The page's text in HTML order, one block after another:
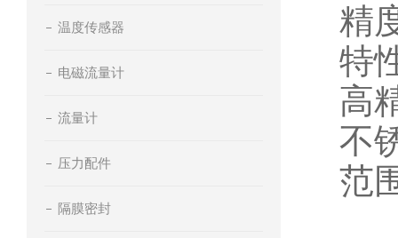
精
特
高
不
范
温度传感器
电磁流量计
流量计
压力配件
隔膜密封